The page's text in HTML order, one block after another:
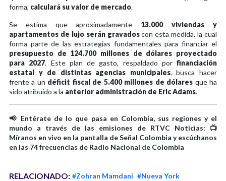
forma, calculará su valor de mercado.
Se estima que aproximadamente 13.000 viviendas y
apartamentos de lujo serán gravadoscon esta medida, la cual
forma parte de las estrategias fundamentales para financiar el
presupuesto de 124.700 millones de dólares proyectado
para 2027. Este plan de gasto, respaldado por financiación
estatal y de distintas agencias municipales, busca hacer
frente a un déficit fiscal de 5.400 millones de dólares que ha
sido atribuido a la anterior administración de Eric Adams.
📢 Entérate de lo que pasa en Colombia, sus regiones y el
mundo a través de las emisiones de RTVC Noticias: 📺
Míranos en vivo en la pantalla de Señal Colombia y escúchanos
en las 74 frecuencias de Radio Nacional de Colombia
RELACIONADO: #Zohran Mamdani #Nueva York